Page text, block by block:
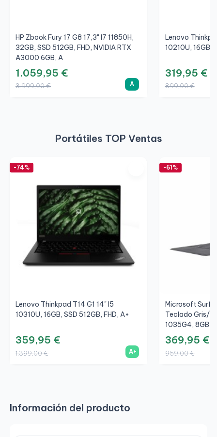
HP Zbook Fury 17 G8 17,3" I7 11850H,
32GB, SSD 512GB, FHD, NVIDIA RTX
A3000 6GB, A
1.059,95 €
3.999,00 € A
Lenovo
10210U, 16GB,
319,95 €
899,00 €
Portátiles TOP Ventas
-74%
Lenovo Thinkpad T14 G1 14" I5
10310U, 16GB, SSD 512GB, FHD, A+
359,95 €
1.399,00 € A+
-61%
Microsoft
Teclado Gris/
1035G4, 8GB,
369,95 €
959,00 €
Información del producto